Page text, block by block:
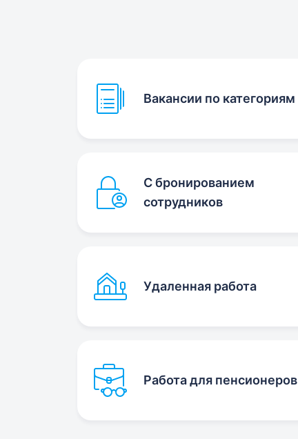
Вакансии по категориям
С бронированием
сотрудников
Удаленная работа
Работа для пенсионеров